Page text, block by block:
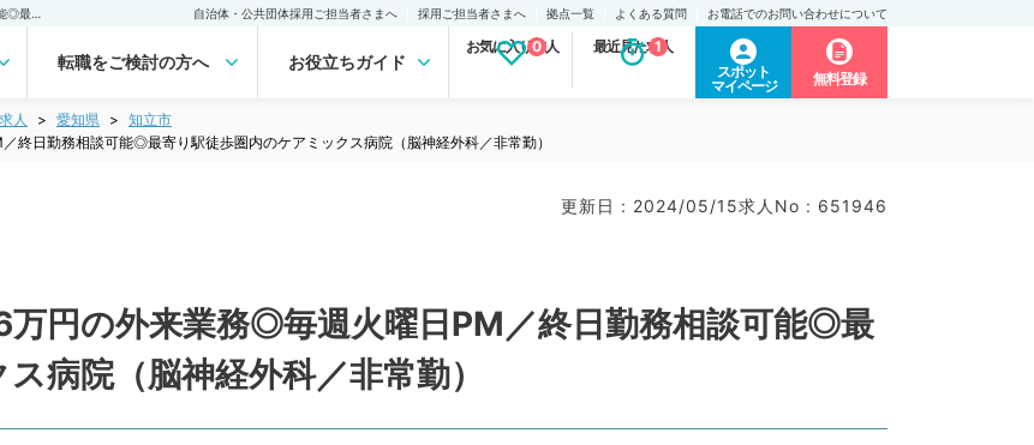
自治体・公共団体採用ご担当者さまへ 採用ご担当者さまへ 拠点一覧 よくある質問 お電話でのお問い合わせについて
転職をご検討の方へ お役立ちガイド
お気に入り求人
0 最近見た求人
1
スポット
マイページ
無料登録
人 愛知県
知立市
終日勤務相談可能◎最寄り駅徒歩圏内のケアミックス病院（脳神経外科／非常勤）
更新日 : 2024/05/15求人No : 651946
万円の外来業務◎毎週火曜日PM／終日勤務相談可能◎最
病院（脳神経外科／非常勤）